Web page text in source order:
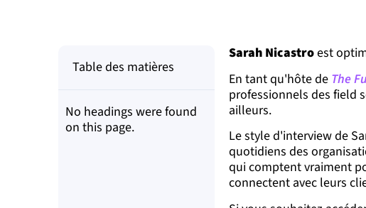
Table des matières
No headings were found
on this page.
Sarah Nicastroest
En tant qu'hôte de The
professionnels des field
ailleurs.
Le style d'interview de
quotidiens des
qui comptent vraiment
connectent avec leurs